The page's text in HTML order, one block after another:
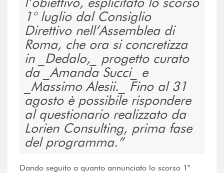
1° luglio dal Consiglio
Direttivo nell’Assemblea di
Roma, che ora si concretizza
in _Dedalo,_ progetto curato
da _Amanda Succi_ e
_Massimo Alesii._ Fino al 31
agosto è possibile rispondere
al questionario realizzato da
Lorien Consulting, prima fase
del programma.
Dando seguito a quanto annunciato lo scorso 1°